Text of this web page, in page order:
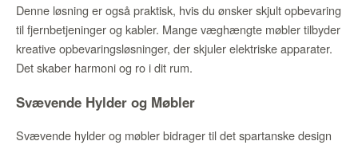
Denne løsning er også praktisk, hvis du ønsker skjult opbevaring
til fjernbetjeninger og kabler. Mange væghængte møbler tilbyder
kreative opbevaringsløsninger, der skjuler elektriske apparater.
Det skaber harmoni og ro i dit rum.
Svævende Hylder og Møbler
Svævende hylder og møbler bidrager til det spartanske design